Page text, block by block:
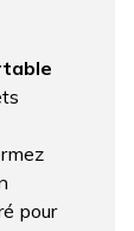
pour